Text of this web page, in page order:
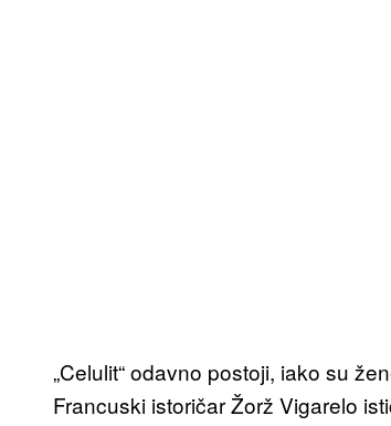
„Celulit“ odavno postoji, iako su
Francuski istoričar Žorž Vigarelo